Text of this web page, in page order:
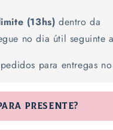
(13hs) dentro da
no dia útil seguinte
para entregas
presente?